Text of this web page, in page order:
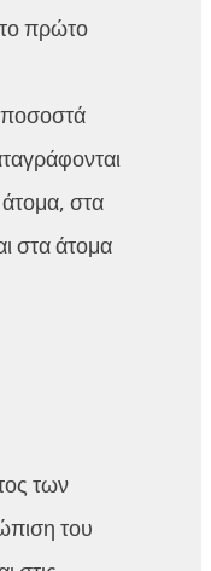
πρώτο
άτομα, στα
στα άτομα
των
του